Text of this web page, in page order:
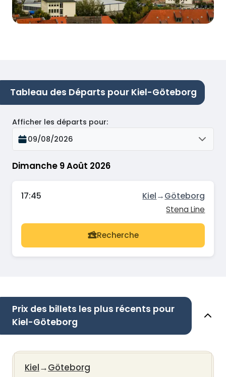
Tableau des Départs pour Kiel-Göteborg
Dimanche 9 Août 2026
Afficher les départs pour:
09/08/2026
17:45 Kiel→Göteborg
Stena Line
Recherche
Prix des billets les plus récents pour
Kiel-Göteborg
Kiel→Göteborg